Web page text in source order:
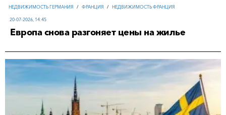
НЕДВИЖИМОСТЬ ГЕРМАНИЯ / ФРАНЦИЯ / НЕДВИЖИМОСТЬ ФРАНЦИЯ
20-07-2026, 14:45
Европа снова разгоняет цены на жилье